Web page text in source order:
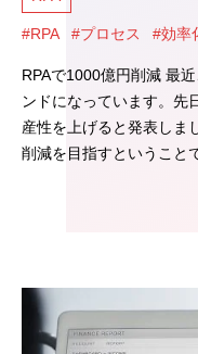
#RPA #プロセス #効率
RPAで1000億円削減 最
ンドになっています。先
産性を上げると発表しま
削減を目指すということ